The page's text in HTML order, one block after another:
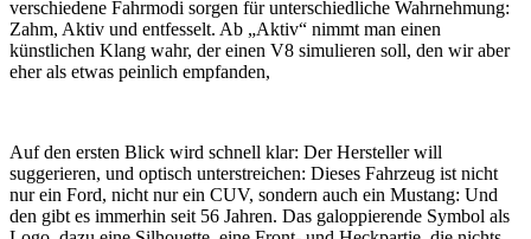
verschiedene Fahrmodi sorgen für unterschiedliche Wahrnehmung:
Zahm, Aktiv und entfesselt. Ab „Aktiv“ nimmt man einen
künstlichen Klang wahr, der einen V8 simulieren soll, den wir aber
eher als etwas peinlich empfanden,
Auf den ersten Blick wird schnell klar: Der Hersteller will
suggerieren, und optisch unterstreichen: Dieses Fahrzeug ist nicht
nur ein Ford, nicht nur ein CUV, sondern auch ein Mustang: Und
den gibt es immerhin seit 56 Jahren. Das galoppierende Symbol als